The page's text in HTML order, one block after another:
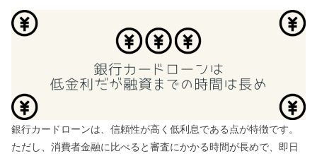
銀行カードローンは、信頼性が高く低利息である点が特徴です。
ただし、消費者金融に比べると審査にかかる時間が長めで、即日